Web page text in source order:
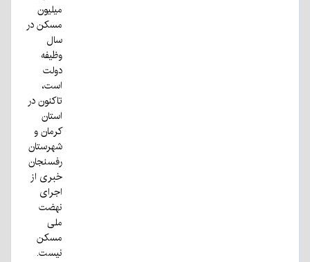
میلیون
مسکن در
سال
وظیفه
دولت
است،
تاکنون در
استان
کرمان و
شهرستان
رفسنجان
خبری از
اجرای
نهضت
ملی
مسکن
نیست.